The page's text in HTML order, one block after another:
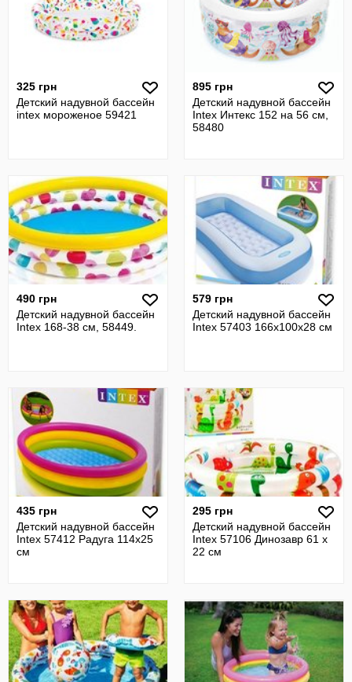
325 грн
Детский надувной бассейн
intex мороженое 59421
895 грн
Детский надувной бассейн
Intex Интекс 152 на 56 см,
58480
490 грн
Детский надувной бассейн
Intex 168-38 см, 58449.
579 грн
Детский надувной бассейн
Intex 57403 166х100х28 см
435 грн
Детский надувной бассейн
Intex 57412 Радуга 114х25
см
295 грн
Детский надувной бассейн
Intex 57106 Динозавр 61 х
22 см